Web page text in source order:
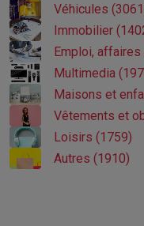
Véhicules
Immobilier
Emploi,
Multimedia
Maisons et
Vêtements et
Loisirs (1759)
Autres (1910)